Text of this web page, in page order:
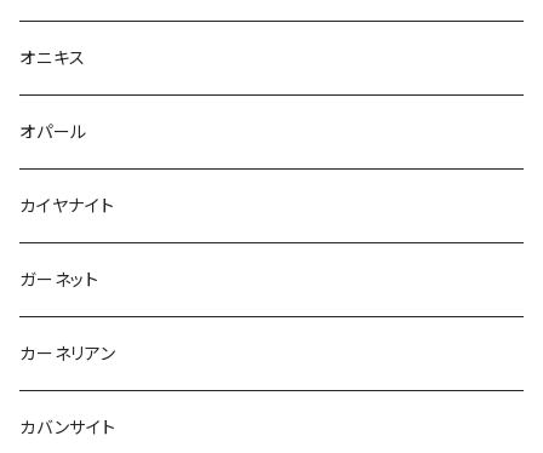
オニキス
オパール
カイヤナイト
ガーネット
カーネリアン
カバンサイト